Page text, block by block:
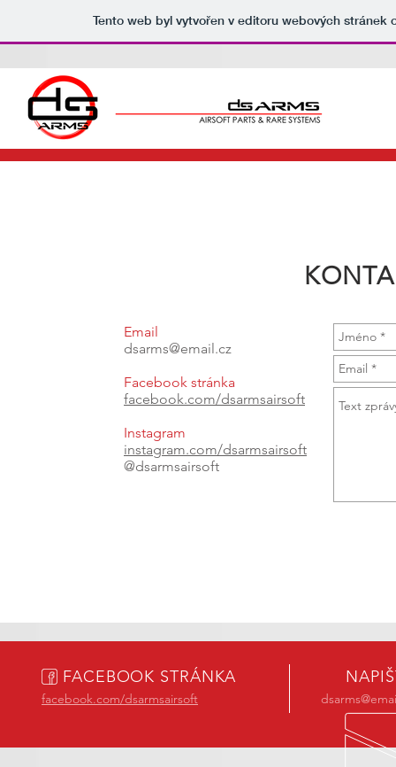
Tento web byl vytvořen v editoru webových stránek
Email
dsarms@email.cz
Facebook stránka
facebook.com/dsarmsairsoft
Instagram
instagram.com/dsarmsairsoft
@dsarmsairsoft
FACEBOOK STRÁNKA
facebook.com/dsarmsairsoft